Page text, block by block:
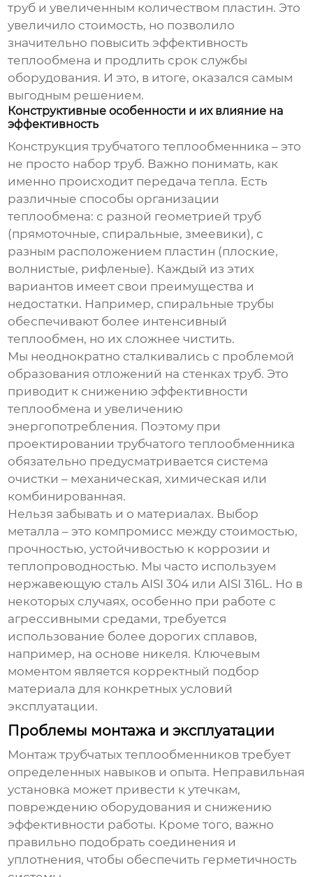
труб и увеличенным количеством пластин. Это
увеличило стоимость, но позволило
значительно повысить эффективность
теплообмена и продлить срок службы
оборудования. И это, в итоге, оказался самым
выгодным решением.
Конструктивные особенности и их влияние на
эффективность
Конструкциятрубчатого теплообменника – это
не просто набор труб. Важно понимать, как
именно происходит передача тепла. Есть
различные способы организации
теплообмена: с разной геометрией труб
(прямоточные, спиральные, змеевики), с
разным расположением пластин (плоские,
волнистые, рифленые). Каждый из этих
вариантов имеет свои преимущества и
недостатки. Например, спиральные трубы
обеспечивают более интенсивный
теплообмен, но их сложнее чистить.
Мы неоднократно сталкивались с проблемой
образования отложений на стенках труб. Это
приводит к снижению эффективности
теплообмена и увеличению
энергопотребления. Поэтому при
проектированиитрубчатого теплообменника
обязательно предусматривается система
очистки – механическая, химическая или
комбинированная.
Нельзя забывать и о материалах. Выбор
металла – это компромисс между стоимостью,
прочностью, устойчивостью к коррозии и
теплопроводностью. Мы часто используем
нержавеющую сталь AISI 304 или AISI 316L. Но в
некоторых случаях, особенно при работе с
агрессивными средами, требуется
использование более дорогих сплавов,
например, на основе никеля. Ключевым
моментом является корректный подбор
материала для конкретных условий
эксплуатации.
Проблемы монтажа и эксплуатации
Монтажтрубчатых теплообменников требует
определенных навыков и опыта. Неправильная
установка может привести к утечкам,
повреждению оборудования и снижению
эффективности работы. Кроме того, важно
правильно подобрать соединения и
уплотнения, чтобы обеспечить герметичность